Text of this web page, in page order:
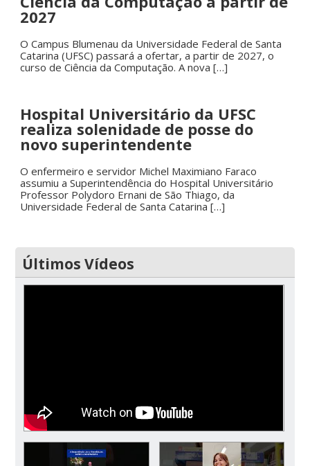
2027
O Campus Blumenau da Universidade Federal de Santa
Catarina (UFSC) passará a ofertar, a partir de 2027, o
curso de Ciência da Computação. A nova […]
Hospital Universitário da UFSC
realiza solenidade de posse do
novo superintendente
O enfermeiro e servidor Michel Maximiano Faraco
assumiu a Superintendência do Hospital Universitário
Professor Polydoro Ernani de São Thiago, da
Universidade Federal de Santa Catarina […]
Últimos Vídeos